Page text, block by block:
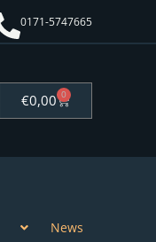
0171-5747665
€0,00 0
News